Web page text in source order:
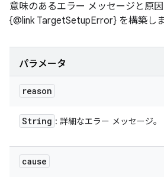
意味のあるエラー メッセージと原
{@link TargetSetupError} を構築しま
パラメータ
reason
String : 詳細なエラー メッセージ。
cause